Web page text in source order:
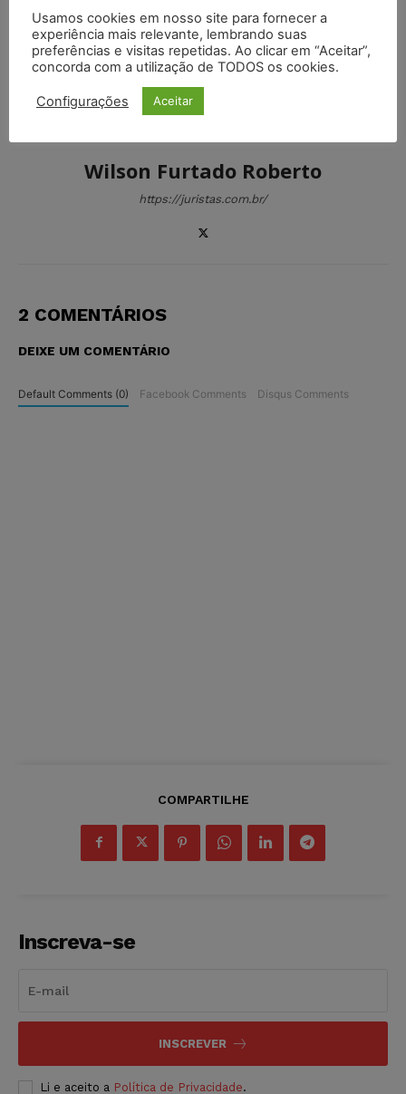
Wilson Furtado Roberto
https://juristas.com.br/
2 COMENTÁRIOS
DEIXE UM COMENTÁRIO
Default Comments (0) Facebook Comments Disqus Comments
COMPARTILHE
Inscreva-se
INSCREVER
Li e aceito a Política de Privacidade.
Usamos cookies em nosso site para fornecer a
experiência mais relevante, lembrando suas
preferências e visitas repetidas. Ao clicar em “Aceitar”,
concorda com a utilização de TODOS os cookies.
Configurações Aceitar